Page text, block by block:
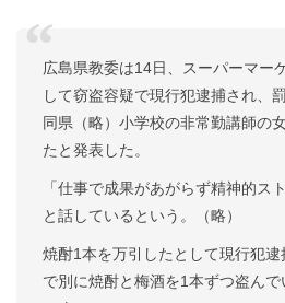
広島県教委は14日、スーパーマー
して窃盗容疑で現行犯逮捕され、
同県（略）小学校の非常勤講師の
たと発表した。
「仕事で成果があがらず精神的ス
と話しているという。（略）
焼酎1本を万引したとして現行犯
で別に焼酎と梅酒を1本ずつ盗んで